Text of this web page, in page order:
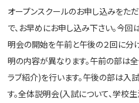
オープンスクールのお申し込みをた
で、お早めにお申し込み下さい。今
明会の開始を午前と午後の２回に分
明の内容が異なります。午前の部は
ラブ紹介)を行います。午後の部は入
す。全体説明会(入試について、学校